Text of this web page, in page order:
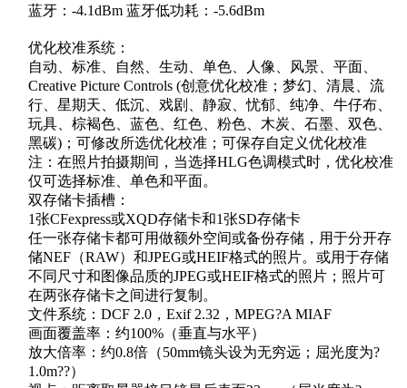
蓝牙：-4.1dBm 蓝牙低功耗：-5.6dBm
优化校准系统：
自动、标准、自然、生动、单色、人像、风景、平面、
Creative Picture Controls (创意优化校准；梦幻、清晨、流
行、星期天、低沉、戏剧、静寂、忧郁、纯净、牛仔布、
玩具、棕褐色、蓝色、红色、粉色、木炭、石墨、双色、
黑碳)；可修改所选优化校准；可保存自定义优化校准
注：在照片拍摄期间，当选择HLG色调模式时，优化校准
仅可选择标准、单色和平面。
双存储卡插槽：
1张CFexpress或XQD存储卡和1张SD存储卡
任一张存储卡都可用做额外空间或备份存储，用于分开存
储NEF（RAW）和JPEG或HEIF格式的照片。或用于存储
不同尺寸和图像品质的JPEG或HEIF格式的照片；照片可
在两张存储卡之间进行复制。
文件系统：DCF 2.0，Exif 2.32，MPEG?A MIAF
画面覆盖率：约100%（垂直与水平）
放大倍率：约0.8倍（50mm镜头设为无穷远；屈光度为?
1.0m??）